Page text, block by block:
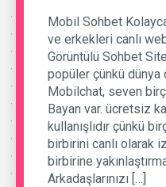
Mobil Sohbet
ve erkekleri canlı
Görüntülü Sohbet
popüler çünkü dünya
Mobilchat, seven
Bayan var. ücretsiz
kullanışlıdır çünkü
birbirini canlı olarak
birbirine
Arkadaşlarınızı […]